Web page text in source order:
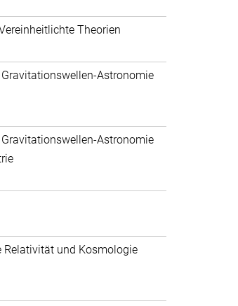
Theorien
Astronomie
Astronomie
Relativität und Kosmologie